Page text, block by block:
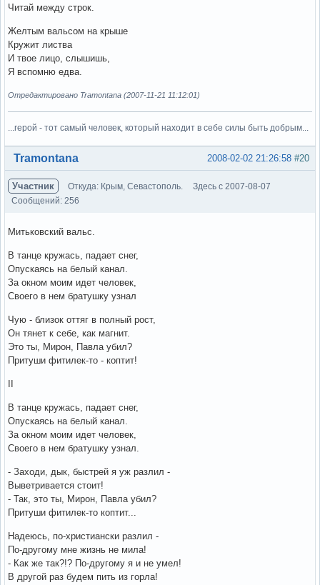
Читай между строк.
Желтым вальсом на крыше
Кружит листва
И твое лицо, слышишь,
Я вспомню едва.
Отредактировано Tramontana (2007-11-21 11:12:01)
...герой - тот самый человек, который находит в себе силы быть добрым...
Вне форума #20
2008-02-02 21:26:58
Tramontana
Участник Откуда: Крым, Севастополь.
Здесь с 2007-08-07
Сообщений: 256
Митьковский вальс.
В танце кружась, падает снег,
Опускаясь на белый канал.
За окном моим идет человек,
Своего в нем братушку узнал
Чую - близок оттяг в полный рост,
Он тянет к себе, как магнит.
Это ты, Мирон, Павла убил?
Притуши фитилек-то - коптит!
II
В танце кружась, падает снег,
Опускаясь на белый канал.
За окном моим идет человек,
Своего в нем братушку узнал.
- Заходи, дык, быстрей я уж разлил -
Выветривается стоит!
- Так, это ты, Мирон, Павла убил?
Притуши фитилек-то коптит...
Надеюсь, по-христиански разлил -
По-другому мне жизнь не мила!
- Как же так?!? По-другому я и не умел!
В другой раз будем пить из горла!